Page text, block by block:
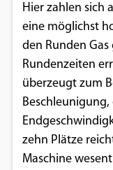
Hier zahlen sich
eine möglichst
den Runden
Rundenzeiten
überzeugt zum
zehn Plätze
Maschine